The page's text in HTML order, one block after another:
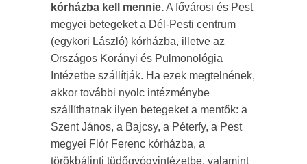
kórházba kell mennie.A fővárosi és Pest
megyei betegeket a Dél-Pesti centrum
(egykori László) kórházba, illetve az
Országos Korányi és Pulmonológia
Intézetbe szállítják. Ha ezek megtelnének,
akkor további nyolc intézménybe
szállíthatnak ilyen betegeket a mentők: a
Szent János, a Bajcsy, a Péterfy, a Pest
megyei Flór Ferenc kórházba, a
törökbálinti tüdőgyógyintézetbe, valamint